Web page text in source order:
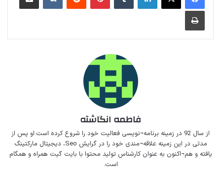
چاپ
فاطمه انگاشته
از سال 92 در زمینه برنامه¬نویسی فعالیت خود را شروع کرده است.او پس از
مدتی در این زمینه علاقه¬مندی خود را در گرایش Seo، دیجیتال مارکتینگ
یافته و هم¬اکنون به عنوان کارشناس تولید محتوا با بایت گیت همراه و همگام
است.